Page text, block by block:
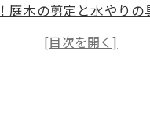
庭木の剪定と水やりの
ための注意点とよくあ
しい庭を長持ちさせる
間に変える！庭木手入